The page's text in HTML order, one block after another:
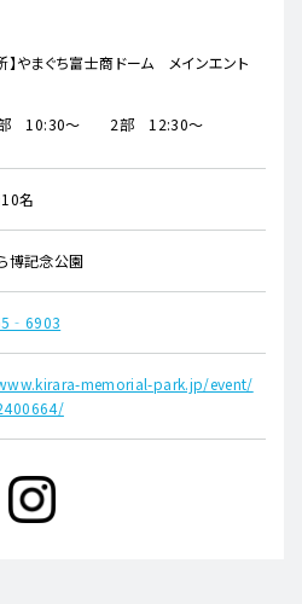
】やまぐち富士商ドーム メインエント
1部 10:30～ 2部 12:30～
名
博記念公園
memorial-park.jp/event/